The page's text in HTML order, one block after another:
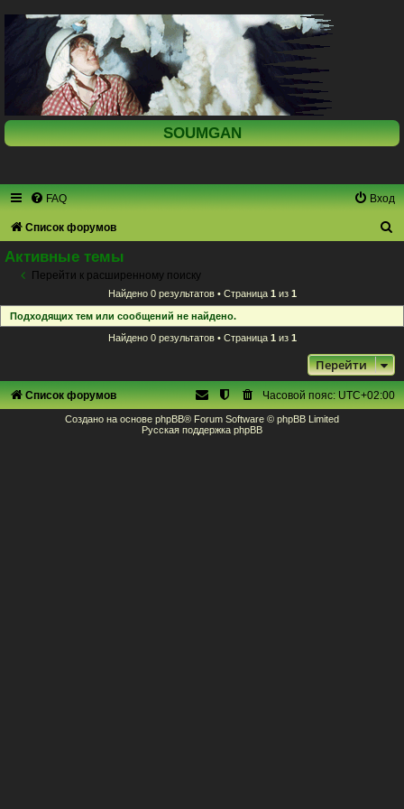
SOUMGAN
FAQ Вход
Список форумов
Активные темы
Перейти к расширенному поиску
Найдено 0 результатов • Страница 1 из 1
Подходящих тем или сообщений не найдено.
Найдено 0 результатов • Страница 1 из 1
Перейти
Список форумов Часовой пояс:UTC+02:00
Создано на основе phpBB® Forum Software © phpBB Limited
Русская поддержка phpBB